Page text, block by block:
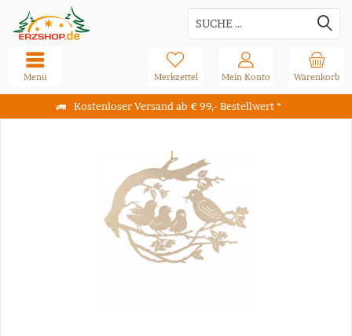
Kostenloser Versand ab € 99,- Bestellwert *
Warenkorb
Merkzettel Mein Konto
Menü